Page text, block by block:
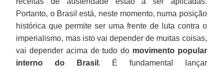
Portanto, o Brasil está, neste momento, numa posição
histórica que permite ser uma frente de luta contra o
imperialismo, mas isto vai depender de muitas coisas,
vai depender acima de tudo do movimento popular
interno do Brasil . É fundamental lançar